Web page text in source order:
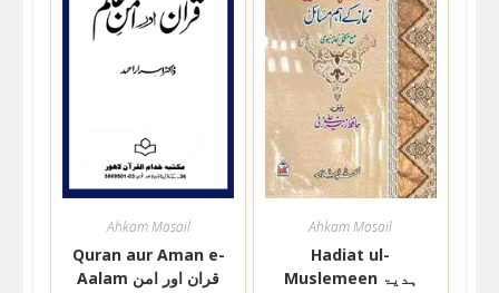
Ahkam Masail
Quran aur Aman e-
Aalam قران اور امن
Ahkam Masail
Hadiat ul-
Muslemeen ہدیۃ